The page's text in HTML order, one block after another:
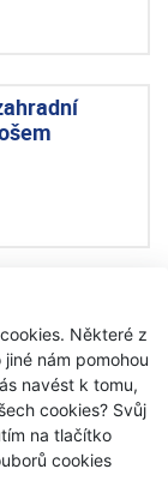
Některé z
nám pomohou
navést k tomu,
cookies? Svůj
na tlačítko
cookies
traktor